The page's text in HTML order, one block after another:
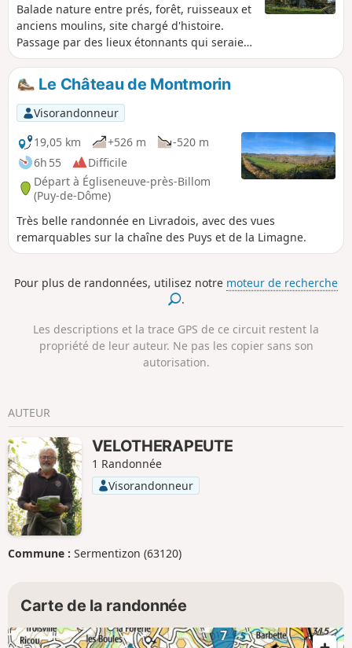
Balade nature entre prés, forêt, ruisseaux et
anciens moulins, site chargé d'histoire.
Passage par des lieux étonnants qui seraient
liés à des observations et rassemblements
druidiques.
Le Château de Montmorin
Visorandonneur
19,05 km
+526 m
-520 m
6h 55
Difficile
Départ à Égliseneuve-près-Billom
(Puy-de-Dôme)
Très belle randonnée en Livradois, avec des vues
remarquables sur la chaîne des Puys et de la Limagne.
Pour plus de randonnées, utilisez notre moteur de recherche
.
Les descriptions et la trace GPS de ce circuit restent la
propriété de leur auteur. Ne pas les copier sans son
autorisation.
AUTEUR
VELOTHERAPEUTE
1 Randonnée
Visorandonneur
Commune : Sermentizon (63120)
Carte de la randonnée
7